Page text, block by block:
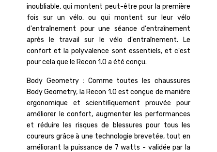
inoubliable, qui montent peut-être pour la première
fois sur un vélo, ou qui montent sur leur vélo
d'entraînement pour une séance d'entraînement
après le travail sur le vélo d'entraînement. Le
confort et la polyvalence sont essentiels, et c'est
pour cela que le Recon 1.0 a été conçu.
Body Geometry : Comme toutes les chaussures
Body Geometry, la Recon 1.0 est conçue de manière
ergonomique et scientifiquement prouvée pour
améliorer le confort, augmenter les performances
et réduire les risques de blessures pour tous les
coureurs grâce à une technologie brevetée, tout en
améliorant la puissance de 7 watts - validée par la